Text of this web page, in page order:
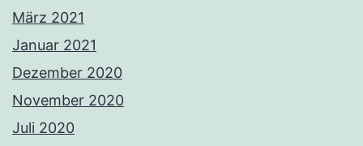
März 2021
Januar 2021
Dezember 2020
November 2020
Juli 2020